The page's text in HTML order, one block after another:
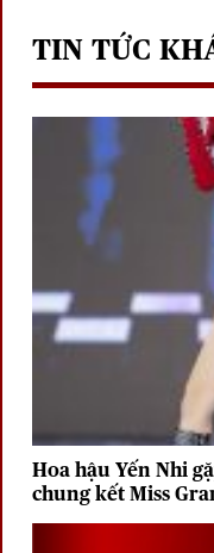
TIN TỨC
Hoa hậu Yến Nhi
chung kết Miss